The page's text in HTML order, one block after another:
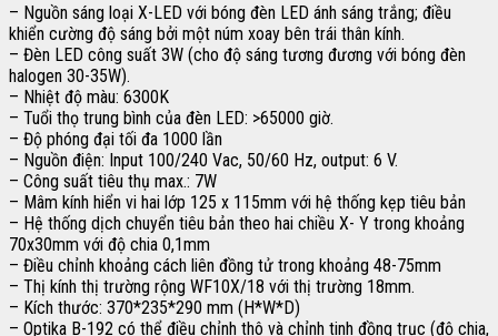
– Nguồn sáng loại X-LED với bóng đèn LED ánh sáng trắng; điều
khiển cường độ sáng bởi một núm xoay bên trái thân kính.
– Đèn LED công suất 3W (cho độ sáng tương đương với bóng đèn
halogen 30-35W).
– Nhiệt độ màu: 6300K
– Tuổi thọ trung bình của đèn LED: >65000 giờ.
– Độ phóng đại tối đa 1000 lần
– Nguồn điện: Input 100/240 Vac, 50/60 Hz, output: 6 V.
– Công suất tiêu thụ max.: 7W
– Mâm kính hiển vi hai lớp 125 x 115mm với hệ thống kẹp tiêu bản
– Hệ thống dịch chuyển tiêu bản theo hai chiều X- Y trong khoảng
70x30mm với độ chia 0,1mm
– Điều chỉnh khoảng cách liên đồng tử trong khoảng 48-75mm
– Thị kính thị trường rộng WF10X/18 với thị trường 18mm.
– Kích thước: 370*235*290 mm (H*W*D)
– Optika B-192 có thể điều chỉnh thô và chỉnh tinh đồng trục (độ chia,